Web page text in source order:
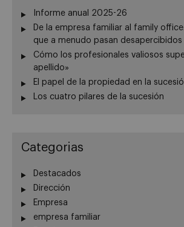
Informe anual 2025-26
De la empresa familiar al family
que a menudo pasan desapercibidos
Cómo los profesionales valiosos
apellido»
El papel de la propiedad en la
Los cuatro pilares de la sucesión
Categorias
Destacados
Dirección
Empresa
empresa familiar